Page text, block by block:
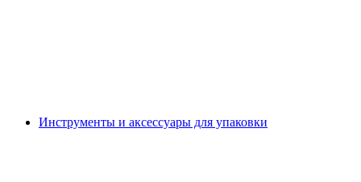
Инструменты и аксессуары для упаковки